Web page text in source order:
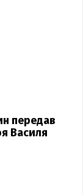
передав
Василя